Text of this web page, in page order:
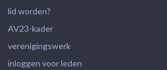
lid worden?
AV23-kader
verenigingswerk
inloggen voor leden